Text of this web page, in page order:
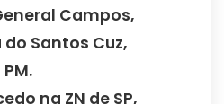
Campos,
Santos Cuz,
na ZN de SP,